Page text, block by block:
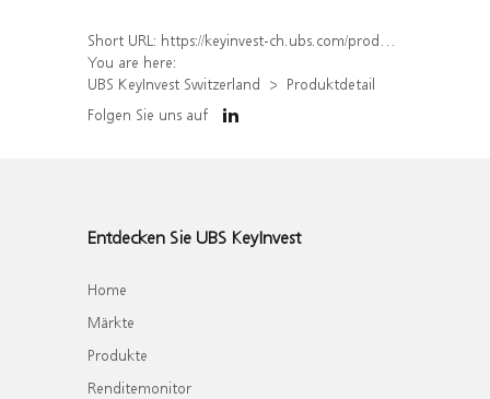
Short URL: https://keyinvest-ch.ubs.com/produkt/detail/index/isin/CH1570514658
You are here:
UBS KeyInvest Switzerland
Produktdetail
Folgen Sie uns auf
Entdecken Sie UBS KeyInvest
Home
Märkte
Produkte
Renditemonitor